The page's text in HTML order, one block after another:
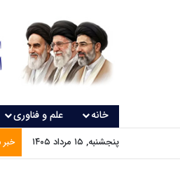
خانه علم و فناوری
پنجشنبه, ۱۵ مرداد ۱۴۰۵ خبر